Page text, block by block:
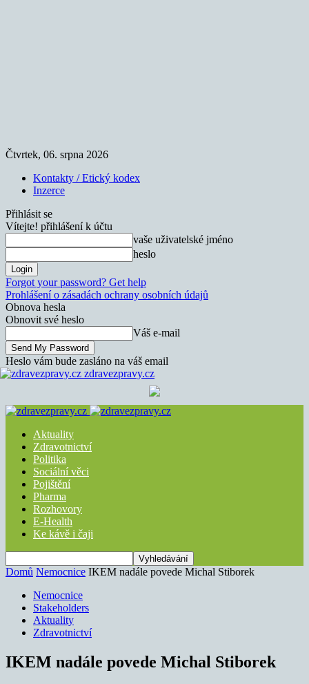
Čtvrtek, 06. srpna 2026
Kontakty / Etický kodex
Inzerce
Přihlásit se
Vítejte! přihlášení k účtu
vaše uživatelské jméno
heslo
Forgot your password? Get help
Prohlášení o zásadách ochrany osobních údajů
Obnova hesla
Obnovit své heslo
Váš e-mail
Heslo vám bude zasláno na váš email
zdravezpravy.cz
Aktuality
Zdravotnictví
Politika
Sociální věci
Pojištění
Pharma
Rozhovory
E-Health
Ke kávě i čaji
Domů Nemocnice IKEM nadále povede Michal Stiborek
Nemocnice
Stakeholders
Aktuality
Zdravotnictví
IKEM nadále povede Michal Stiborek